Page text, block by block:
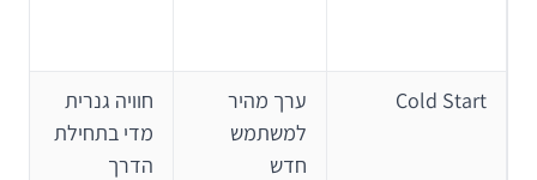
Cold Start
ערך מהיר
למשתמש
חדש
חוויה גנרית
מדי בתחילת
הדרך